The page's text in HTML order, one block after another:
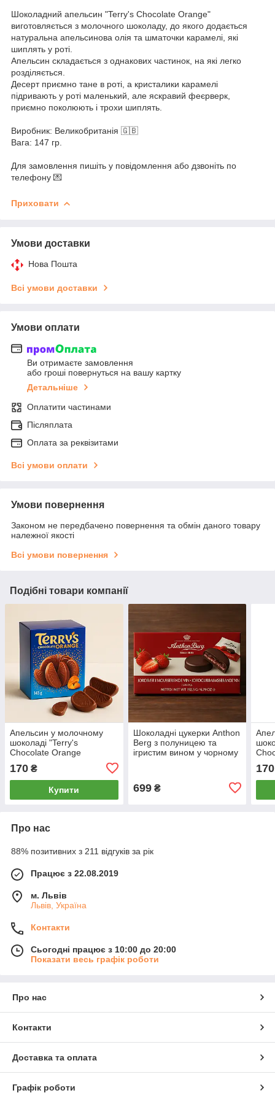
Шоколадний апельсин "Terry's Chocolate Orange"
виготовляється з молочного шоколаду, до якого додається
натуральна апельсинова олія та шматочки карамелі, які
шиплять у роті.
Апельсин складається з однакових частинок, на які легко
розділяється.
Десерт приємно тане в роті, а кристалики карамелі
підривають у роті маленький, але яскравий феєрверк,
приємно поколюють і трохи шиплять.
Виробник: Великобританія 🇬🇧
Вага: 147 гр.
Для замовлення пишіть у повідомлення або дзвоніть по
телефону 💌
Приховати
Умови доставки
Нова Пошта
Всі умови доставки
Умови оплати
Ви отримаєте замовлення
або гроші повернуться на вашу картку
Детальніше
Оплатити частинами
Післяплата
Оплата за реквізитами
Всі умови оплати
Умови повернення
Законом не передбачено повернення та обмін даного товару
належної якості
Всі умови повернення
Подібні товари компанії
Апельсин у молочному
шоколаді "Terry's
Chocolate Orange
Велика Британія
170 ₴
Купити
Шоколадні цукерки Anthon
Berg з полуницею та
ігристим вином у чорному
699₴
170
Про нас
88% позитивних з 211 відгуків за рік
Працює з 22.08.2019
м. Львів
Львів, Україна
Контакти
Сьогодні працює з 10:00 до 20:00
Показати весь графік роботи
Про нас
Контакти
Доставка та оплата
Графік роботи